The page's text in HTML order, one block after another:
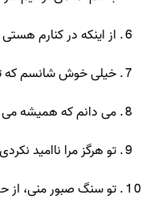
از اینکه در کنارم
خیلی خوش شانسم که
می دانم که همیشه می
تو هرگز مرا ناامید
تو سنگ صبور منی، از